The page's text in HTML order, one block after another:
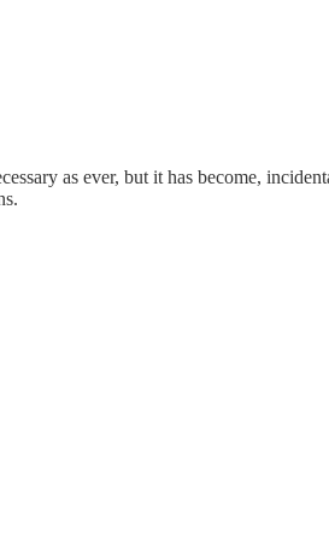
as ever, but it has become,